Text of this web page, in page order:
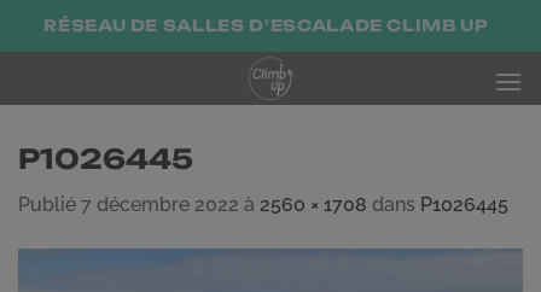
PasserRÉSEAU DE SALLES D'ESCALADE CLIMB UP
P1026445
Publié 7 décembre 2022 à 2560 × 1708 dans P1026445